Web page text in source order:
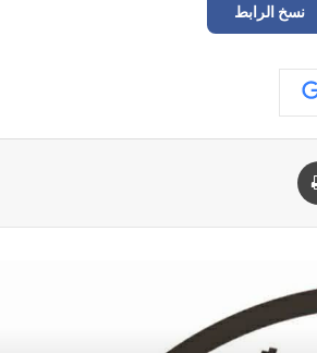
نسخ الرابط
حراك سوق الجمعة يعلن إعادة فتح
والمستشفيات بالديزل و«البريقة» تبدأ التنفيذ
في حملة ميدانية واسعة